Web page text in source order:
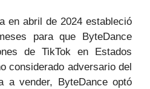
en abril de 2024 estableció
para que ByteDance
de TikTok en Estados
considerado adversario del
a vender, ByteDance optó